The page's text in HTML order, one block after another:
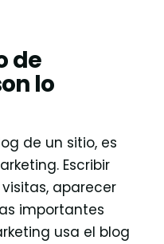
de
lo
de un sitio, es
Escribir
aparecer
importantes
usa el blog